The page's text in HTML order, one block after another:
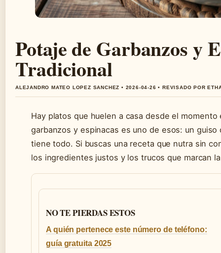
Potaje de Garbanzos y
Tradicional
ALEJANDRO MATEO LOPEZ SANCHEZ • 2026-04-26 • REVISADO POR
Hay platos que huelen a casa desde el
garbanzos y espinacas es uno de esos: un
tiene todo. Si buscas una receta que nutra sin
los ingredientes justos y los trucos que marcan
NO TE PIERDAS ESTOS
A quién pertenece este número de teléfono:
guía gratuita 2025